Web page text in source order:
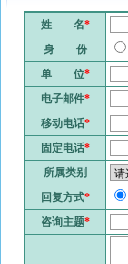
姓 名*
身 份
单 位*
电子邮件*
移动电话*
固定电话*
所属类别
回复方式*
咨询主题*